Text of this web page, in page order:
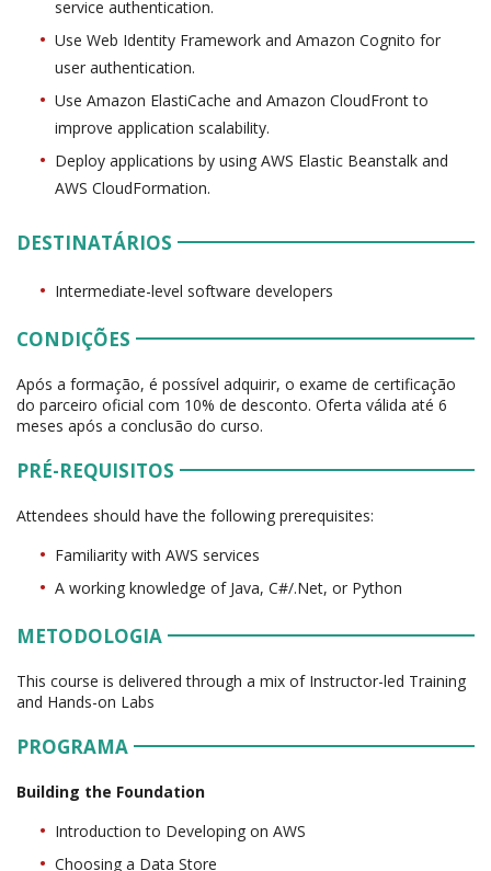
service authentication.
Use Web Identity Framework and Amazon Cognito for
user authentication.
Use Amazon ElastiCache and Amazon CloudFront to
improve application scalability.
Deploy applications by using AWS Elastic Beanstalk and
AWS CloudFormation.
DESTINATÁRIOS
Intermediate-level software developers
CONDIÇÕES
Após a formação, é possível adquirir, o exame de certificação
do parceiro oficial com 10% de desconto. Oferta válida até 6
meses após a conclusão do curso.
PRÉ-REQUISITOS
Attendees should have the following prerequisites:
Familiarity with AWS services
A working knowledge of Java, C#/.Net, or Python
METODOLOGIA
This course is delivered through a mix of Instructor-led Training
and Hands-on Labs
PROGRAMA
Building the Foundation
Introduction to Developing on AWS
Choosing a Data Store